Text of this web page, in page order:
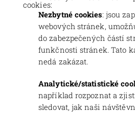
cookies:
Nezbytné cookies: jsou
webových stránek,
do zabezpečených částí
funkčnosti stránek. Tato
nedá zakázat.
Analytické/statistické
například rozpoznat a
sledovat, jak naši